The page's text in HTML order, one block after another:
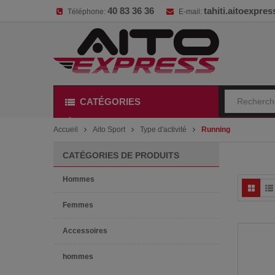
Téléphone: 40 83 36 36 E-mail:
CATÉGORIES
Accueil Aito Sport Type d'activité Running
CATÉGORIES DE PRODUITS
Hommes
Femmes
Accessoires
hommes